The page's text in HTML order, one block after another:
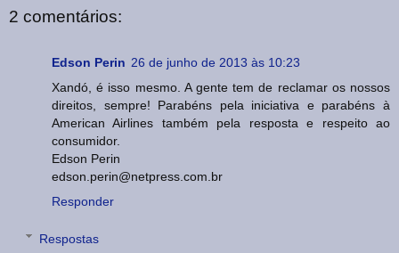
2 comentários:
Edson Perin 26 de junho de 2013 às 10:23
Xandó, é isso mesmo. A gente tem de reclamar os nossos
direitos, sempre! Parabéns pela iniciativa e parabéns à
American Airlines também pela resposta e respeito ao
consumidor.
Edson Perin
edson.perin@netpress.com.br
Responder
Respostas